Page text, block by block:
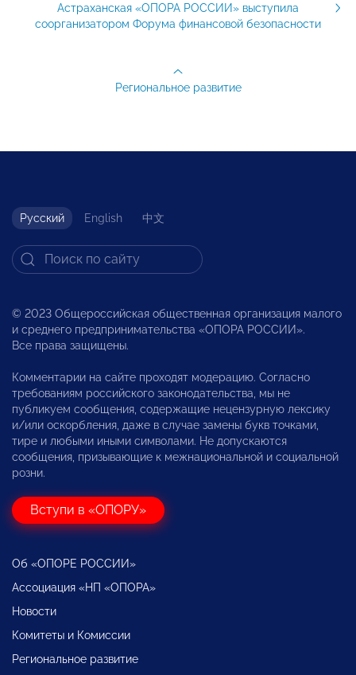
Астраханская «ОПОРА РОССИИ» выступила
соорганизатором Форума финансовой безопасности
Региональное развитие
Русский English 中文
© 2023 Общероссийская общественная организация малого
и среднего предпринимательства «ОПОРА РОССИИ».
Все права защищены.
Комментарии на сайте проходят модерацию. Согласно
требованиям российского законодательства, мы не
публикуем сообщения, содержащие нецензурную лексику
и/или оскорбления, даже в случае замены букв точками,
тире и любыми иными символами. Не допускаются
сообщения, призывающие к межнациональной и социальной
розни.
Вступи в «ОПОРУ»
Об «ОПОРЕ РОССИИ»
Ассоциация «НП «ОПОРА»
Новости
Комитеты и Комиссии
Региональное развитие